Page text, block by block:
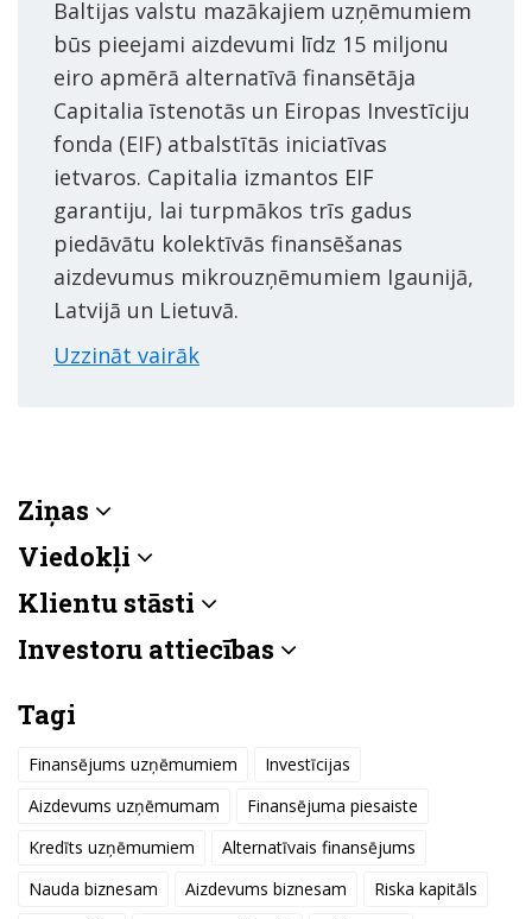
Baltijas valstu mazākajiem uzņēmumiem
būs pieejami aizdevumi līdz 15 miljonu
eiro apmērā alternatīvā finansētāja
Capitalia īstenotās un Eiropas Investīciju
fonda (EIF) atbalstītās iniciatīvas
ietvaros. Capitalia izmantos EIF
garantiju, lai turpmākos trīs gadus
piedāvātu kolektīvās finansēšanas
aizdevumus mikrouzņēmumiem Igaunijā,
Latvijā un Lietuvā.
Uzzināt vairāk
Ziņas
Viedokļi
Klientu stāsti
Investoru attiecības
Tagi
Finansējums uzņēmumiem
Investīcijas
Aizdevums uzņēmumam
Finansējuma piesaiste
Kredīts uzņēmumiem
Alternatīvais finansējums
Nauda biznesam
Aizdevums biznesam
Riska kapitāls